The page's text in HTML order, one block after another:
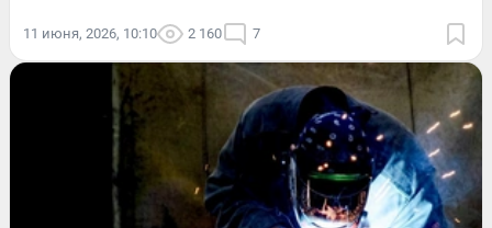
11 июня, 2026, 10:10 2 160 7